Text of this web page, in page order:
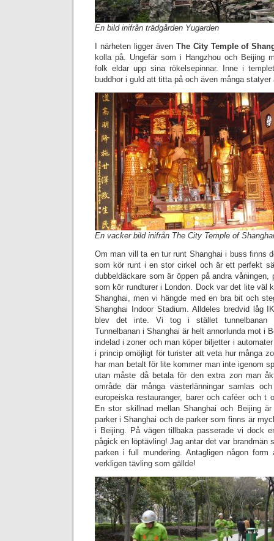
En bild inifrån trädgården Yugarden
I närheten ligger även The City Temple of
kolla på. Ungefär som i Hangzhou och Beijing
folk eldar upp sina rökelsepinnar. Inne i
buddhor i guld att titta på och även många
En vacker bild inifrån The City Temple of Shanghai
Om man vill ta en tur runt Shanghai i buss finns
som kör runt i en stor cirkel och är ett perfekt
dubbeldäckare som är öppen på andra våningen,
som kör rundturer i London. Dock var det lite väl
Shanghai, men vi hängde med en bra bit och
Shanghai Indoor Stadium. Alldeles bredvid låg
blev det inte. Vi tog i stället tunnelbanan
Tunnelbanan i Shanghai är helt annorlunda mot i
indelad i zoner och man köper biljetter i
i princip omöjligt för turister att veta hur många
har man betalt för lite kommer man inte igenom
utan måste då betala för den extra zon man
område där många västerlänningar samlas
europeiska restauranger, barer och caféer och t
En stor skillnad mellan Shanghai och Beijing
parker i Shanghai och de parker som finns är
i Beijing. På vägen tillbaka passerade vi dock
pågick en löptävling! Jag antar det var brandmän
parken i full mundering. Antagligen någon
verkligen tävling som gällde!